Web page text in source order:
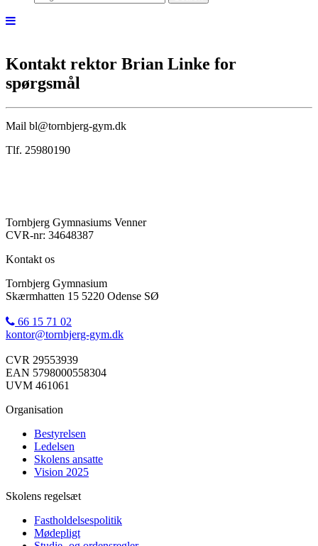
Kontakt rektor Brian Linke for
spørgsmål
Mail bl@tornbjerg-gym.dk
Tlf. 25980190
Tornbjerg Gymnasiums Venner
CVR-nr: 34648387
Kontakt os
Tornbjerg Gymnasium
Skærmhatten 15 5220 Odense SØ
66 15 71 02
kontor@tornbjerg-gym.dk
CVR 29553939
EAN 5798000558304
UVM 461061
Organisation
Bestyrelsen
Ledelsen
Skolens ansatte
Vision 2025
Skolens regelsæt
Fastholdelsespolitik
Mødepligt